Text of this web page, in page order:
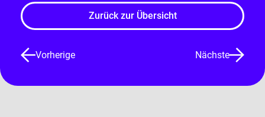
Zurück zur Übersicht
Vorherige Nächste